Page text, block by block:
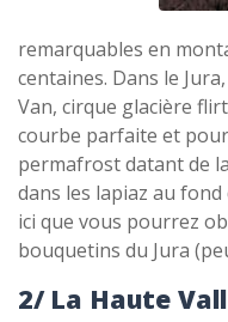
remarquables en
centaines. Dans le
Van, cirque glacière
courbe parfaite et
permafrost datant de
dans les lapiaz au fond
ici que vous pourrez
bouquetins du Jura
2/ La Haute